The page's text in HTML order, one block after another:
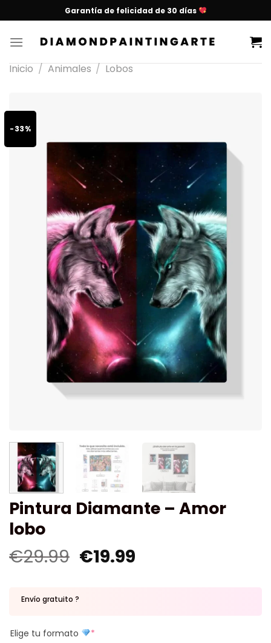
Garantía de felicidad de 30 días
Inicio / Animales / Lobos
-33%
Pintura Diamante – Amor
lobo
€29.99 €19.99
Envío gratuito ?
Elige tu formato *